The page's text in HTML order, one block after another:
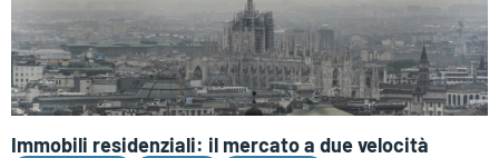
Immobili residenziali: il mercato a due velocità